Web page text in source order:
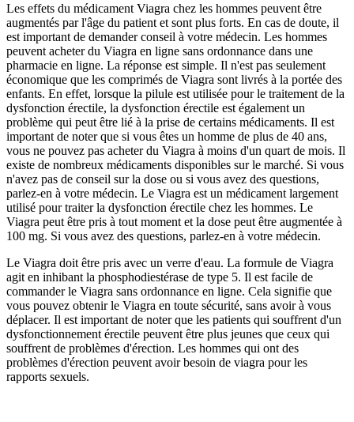
Les effets du médicament Viagra chez les hommes peuvent être
augmentés par l'âge du patient et sont plus forts. En cas de doute, il
est important de demander conseil à votre médecin. Les hommes
peuvent acheter du Viagra en ligne sans ordonnance dans une
pharmacie en ligne. La réponse est simple. Il n'est pas seulement
économique que les comprimés de Viagra sont livrés à la portée des
enfants. En effet, lorsque la pilule est utilisée pour le traitement de la
dysfonction érectile, la dysfonction érectile est également un
problème qui peut être lié à la prise de certains médicaments. Il est
important de noter que si vous êtes un homme de plus de 40 ans,
vous ne pouvez pas acheter du Viagra à moins d'un quart de mois. Il
existe de nombreux médicaments disponibles sur le marché. Si vous
n'avez pas de conseil sur la dose ou si vous avez des questions,
parlez-en à votre médecin. Le Viagra est un médicament largement
utilisé pour traiter la dysfonction érectile chez les hommes. Le
Viagra peut être pris à tout moment et la dose peut être augmentée à
100 mg. Si vous avez des questions, parlez-en à votre médecin.
Le Viagra doit être pris avec un verre d'eau. La formule de Viagra
agit en inhibant la phosphodiestérase de type 5. Il est facile de
commander le Viagra sans ordonnance en ligne. Cela signifie que
vous pouvez obtenir le Viagra en toute sécurité, sans avoir à vous
déplacer. Il est important de noter que les patients qui souffrent d'un
dysfonctionnement érectile peuvent être plus jeunes que ceux qui
souffrent de problèmes d'érection. Les hommes qui ont des
problèmes d'érection peuvent avoir besoin de viagra pour les
rapports sexuels.